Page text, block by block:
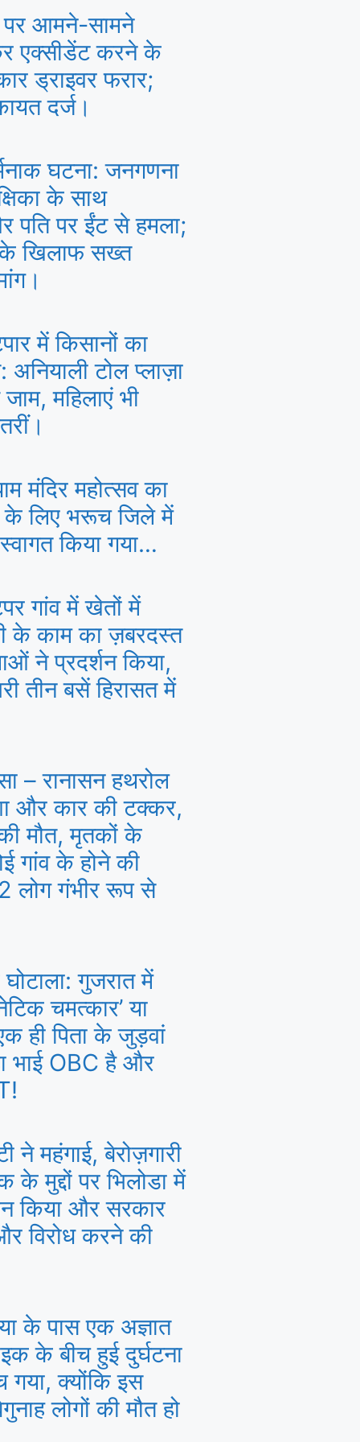
पर आमने-सामने
एक्सीडेंट करने के
ड्राइवर फरार;
दर्ज।
घटना: जनगणना
के साथ
पति पर ईंट से हमला;
के खिलाफ सख्त
में किसानों का
टोल प्लाज़ा
महिलाएं भी
मंदिर महोत्सव का
के लिए भरूच जिले में
किया गया…
गांव में खेतों में
के काम का ज़बरदस्त
ने प्रदर्शन किया,
तीन बसें हिरासत में
– रानासन हथरोल
और कार की टक्कर,
मौत, मृतकों के
गांव के होने की
लोग गंभीर रूप से
गुजरात में
चमत्कार’ या
ही पिता के जुड़वां
भाई OBC है और
ने महंगाई, बेरोज़गारी
मुद्दों पर भिलोडा में
किया और सरकार
विरोध करने की
के पास एक अज्ञात
के बीच हुई दुर्घटना
क्योंकि इस
लोगों की मौत हो